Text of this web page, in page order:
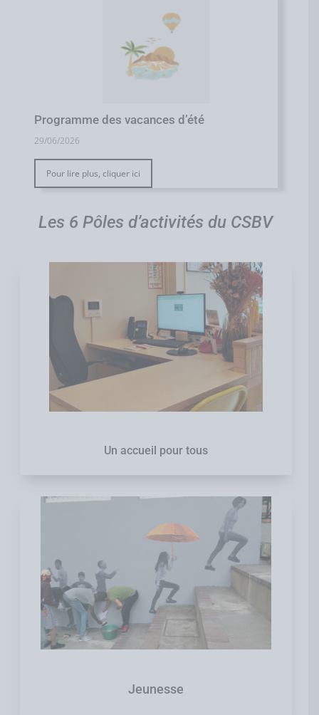
Programme des vacances d’été
29/06/2026
Pour lire plus, cliquer ici
Les 6 Pôles d’activités du CSBV
Un accueil pour tous
Jeunesse